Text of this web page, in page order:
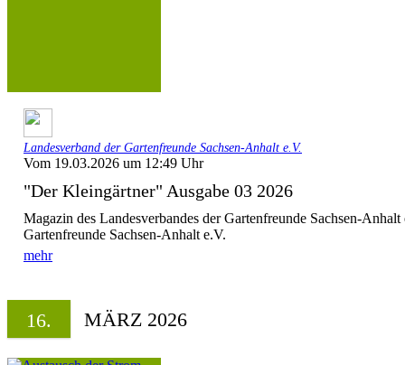
Landesverband der Gartenfreunde Sachsen-Anhalt e.V.
Vom 19.03.2026 um 12:49 Uhr
"Der Kleingärtner" Ausgabe 03 2026
Magazin des Landesverbandes der Gartenfreunde Sachsen-
Gartenfreunde Sachsen-Anhalt e.V.
mehr
16. MÄRZ 2026